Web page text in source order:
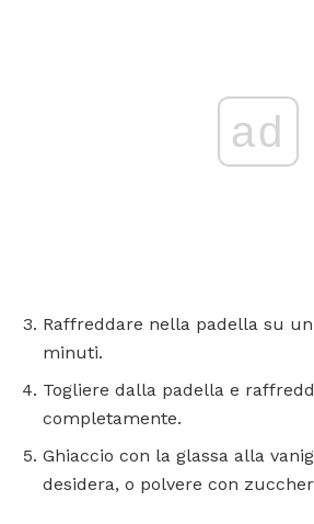
ad
Raffreddare nella padella su
minuti.
Togliere dalla padella e
completamente.
Ghiaccio con la glassa alla
desidera, o polvere con